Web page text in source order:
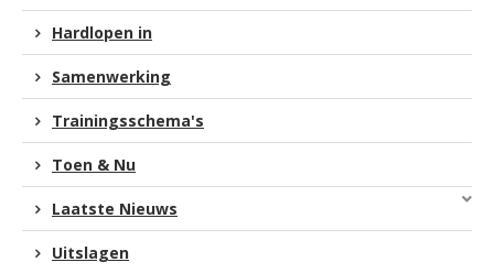
Hardlopen in
Samenwerking
Trainingsschema's
Toen & Nu
Laatste Nieuws
Uitslagen